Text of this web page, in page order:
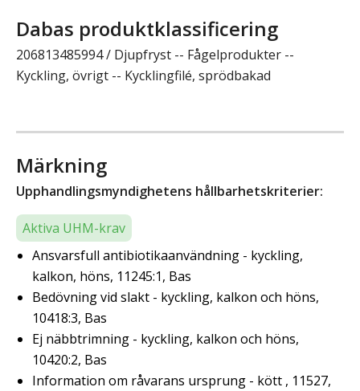
Dabas produktklassificering
206813485994 / Djupfryst -- Fågelprodukter --
Kyckling, övrigt -- Kycklingfilé, sprödbakad
Märkning
Upphandlingsmyndighetens hållbarhetskriterier:
Aktiva UHM-krav
Ansvarsfull antibiotikaanvändning - kyckling,
kalkon, höns, 11245:1, Bas
Bedövning vid slakt - kyckling, kalkon och höns,
10418:3, Bas
Ej näbbtrimning - kyckling, kalkon och höns,
10420:2, Bas
Information om råvarans ursprung - kött , 11527,